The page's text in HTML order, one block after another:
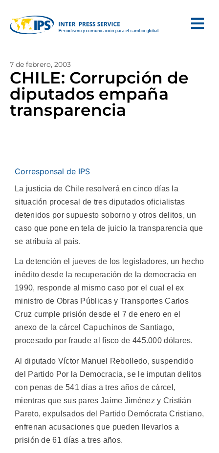
7 de febrero, 2003
CHILE: Corrupción de
diputados empaña
transparencia
Corresponsal de IPS
La justicia de Chile resolverá en cinco días la
situación procesal de tres diputados oficialistas
detenidos por supuesto soborno y otros delitos, un
caso que pone en tela de juicio la transparencia que
se atribuía al país.
La detención el jueves de los legisladores, un hecho
inédito desde la recuperación de la democracia en
1990, responde al mismo caso por el cual el ex
ministro de Obras Públicas y Transportes Carlos
Cruz cumple prisión desde el 7 de enero en el
anexo de la cárcel Capuchinos de Santiago,
procesado por fraude al fisco de 445.000 dólares.
Al diputado Víctor Manuel Rebolledo, suspendido
del Partido Por la Democracia, se le imputan delitos
con penas de 541 días a tres años de cárcel,
mientras que sus pares Jaime Jiménez y Cristián
Pareto, expulsados del Partido Demócrata Cristiano,
enfrenan acusaciones que pueden llevarlos a
prisión de 61 días a tres años.